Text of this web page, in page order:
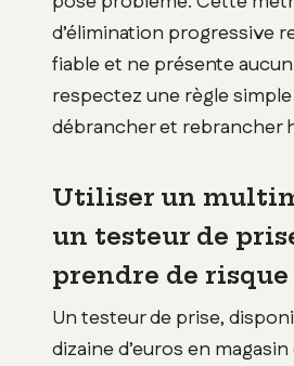
d’élimination progressive
fiable et ne présente
respectez une règle
débrancher et rebrancher
Utiliser un
un testeur de
prendre de
Un testeur de prise,
dizaine d’euros en